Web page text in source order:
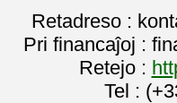
Retadreso :
Pri financaĵoj :
Retejo :
Tel :